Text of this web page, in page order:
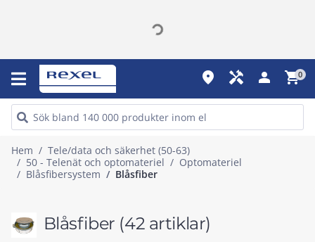
place handyman person shopping_cart0
Hem
Tele/data och säkerhet (50-63)
50 - Telenät och optomateriel
Optomateriel
Blåsfibersystem
Blåsfiber
Blåsfiber (42 artiklar)